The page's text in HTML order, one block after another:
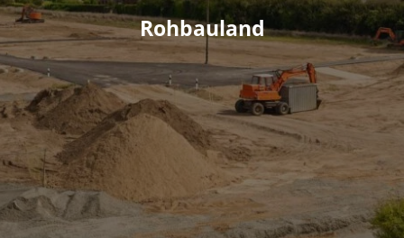
Rohbauland